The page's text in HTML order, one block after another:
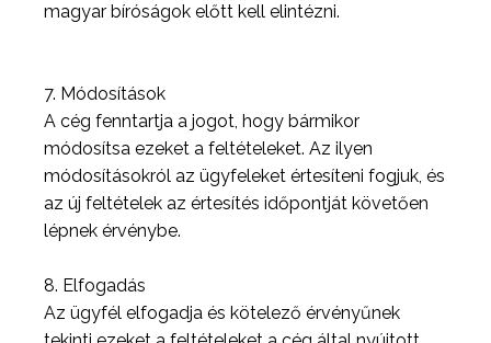
magyar bíróságok előtt kell elintézni.
7. Módosítások
A cég fenntartja a jogot, hogy bármikor
módosítsa ezeket a feltételeket. Az ilyen
módosításokról az ügyfeleket értesíteni fogjuk, és
az új feltételek az értesítés időpontját követően
lépnek érvénybe.
8. Elfogadás
Az ügyfél elfogadja és kötelező érvényűnek